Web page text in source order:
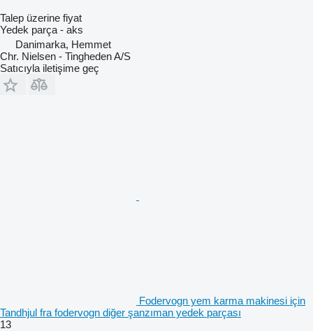
Talep üzerine fiyat
Yedek parça - aks
Danimarka, Hemmet
Chr. Nielsen - Tingheden A/S
Satıcıyla iletişime geç
Fodervogn yem karma makinesi için
Tandhjul fra fodervogn diğer şanzıman yedek parçası
13